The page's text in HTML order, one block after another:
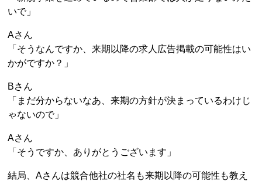
いで」
Aさん
「そうなんですか、来期以降の求人広告掲載の可能性はい
かがですか？」
Bさん
「まだ分からないなあ、来期の方針が決まっているわけじ
ゃないので」
Aさん
「そうですか、ありがとうございます」
結局、Aさんは競合他社の社名も来期以降の可能性も教え